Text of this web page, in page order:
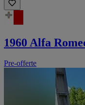
1960 Alfa
Pre-offerte